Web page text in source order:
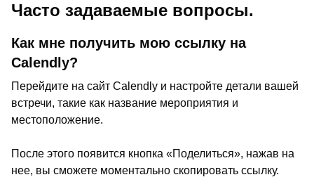
Часто задаваемые вопросы.
Как мне получить мою ссылку на
Calendly?
Перейдите на сайт Calendly и настройте детали вашей
встречи, такие как название мероприятия и
местоположение.
После этого появится кнопка «Поделиться», нажав на
нее, вы сможете моментально скопировать ссылку.